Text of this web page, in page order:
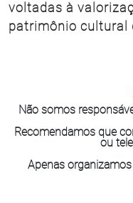
voltadas à
patrimônio cultural
Não somos
Recomendamos que
ou
Apenas